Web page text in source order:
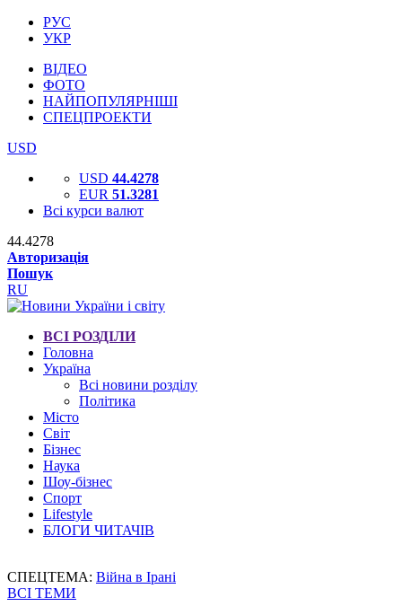
РУС
УКР
ВІДЕО
ФОТО
НАЙПОПУЛЯРНІШІ
СПЕЦПРОЕКТИ
USD
USD 44.4278
EUR 51.3281
Всі курси валют
44.4278
Авторизація
Пошук
RU
ВСІ РОЗДІЛИ
Головна
Україна
Всі новини розділу
Політика
Місто
Світ
Бізнес
Наука
Шоу-бізнес
Спорт
Lifestyle
БЛОГИ ЧИТАЧІВ
СПЕЦТЕМА: Війна в Ірані
ВСІ ТЕМИ